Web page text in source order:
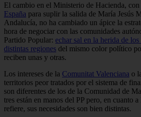
El cambio en el Ministerio de Hacienda, con
España para suplir la salida de María Jesús
Andalucía, no ha cambiado un ápice la
hora de negociar con las comunidades
Partido Popular: echar sal en la herida de
distintas regiones del mismo color político
reciben unas y otras.
Los intereses de la Comunitat Valenciana o
territorios peor tratados por el sistema de
son diferentes de los de la Comunidad de
tres están en manos del PP pero, en cuanto
refiere, sus necesidades son bien distintas.